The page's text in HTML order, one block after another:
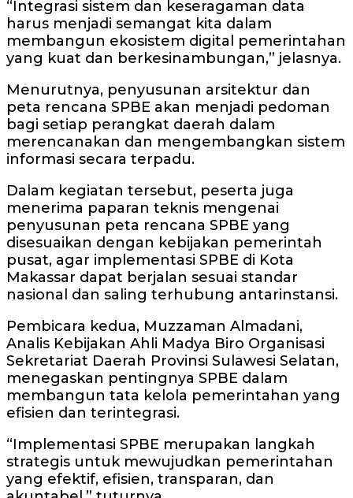
“Integrasi sistem dan keseragaman data
harus menjadi semangat kita dalam
membangun ekosistem digital pemerintahan
yang kuat dan berkesinambungan,” jelasnya.
Menurutnya, penyusunan arsitektur dan
peta rencana SPBE akan menjadi pedoman
bagi setiap perangkat daerah dalam
merencanakan dan mengembangkan sistem
informasi secara terpadu.
Dalam kegiatan tersebut, peserta juga
menerima paparan teknis mengenai
penyusunan peta rencana SPBE yang
disesuaikan dengan kebijakan pemerintah
pusat, agar implementasi SPBE di Kota
Makassar dapat berjalan sesuai standar
nasional dan saling terhubung antarinstansi.
Pembicara kedua, Muzzaman Almadani,
Analis Kebijakan Ahli Madya Biro Organisasi
Sekretariat Daerah Provinsi Sulawesi Selatan,
menegaskan pentingnya SPBE dalam
membangun tata kelola pemerintahan yang
efisien dan terintegrasi.
“Implementasi SPBE merupakan langkah
strategis untuk mewujudkan pemerintahan
yang efektif, efisien, transparan, dan